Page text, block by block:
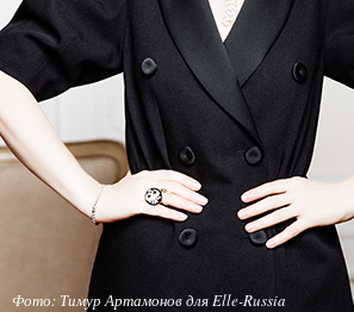
Фото: Тимур Артамонов для Elle-Russia